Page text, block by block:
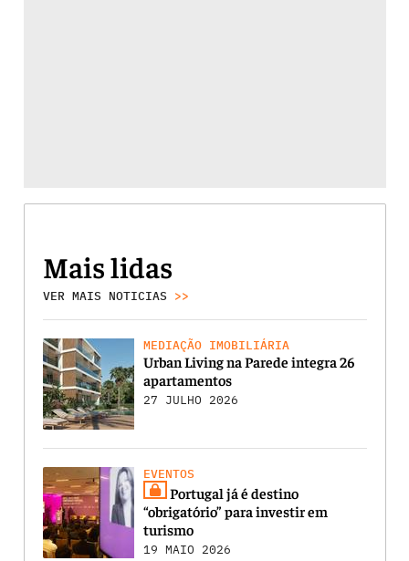
Mais lidas
VER MAIS NOTICIAS >>
MEDIAÇÃO IMOBILIÁRIA
Urban Living na Parede integra 26
apartamentos
27 JULHO 2026
EVENTOS
Portugal já é destino
“obrigatório” para investir em
turismo
19 MAIO 2026